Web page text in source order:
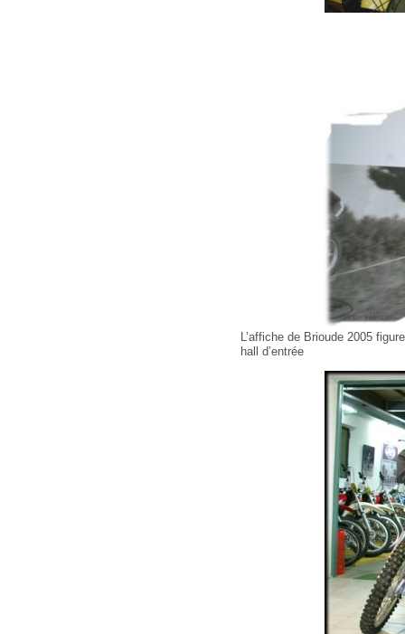
L’affiche de Brioude 2005
hall d’entrée